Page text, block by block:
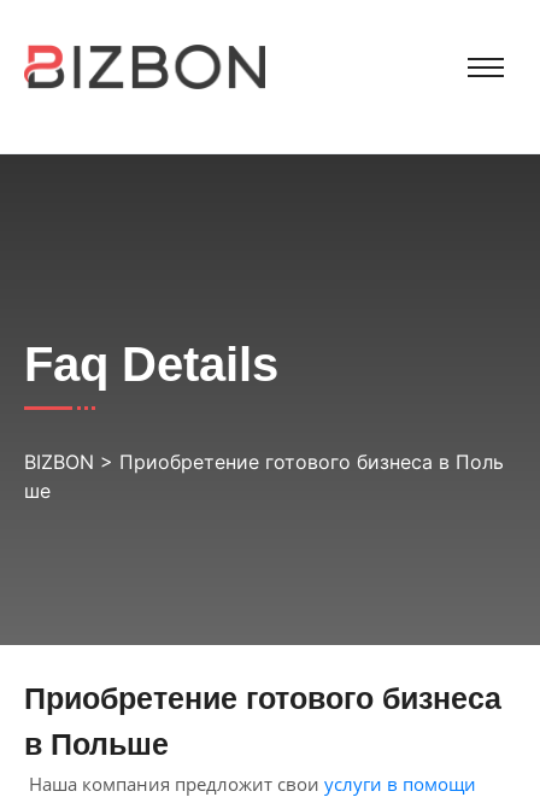
Faq Details
BIZBON > Приобретение готового бизнеса в Поль
ше
Приобретение готового бизнеса
в Польше
Наша компания предложит свои услуги в помощи